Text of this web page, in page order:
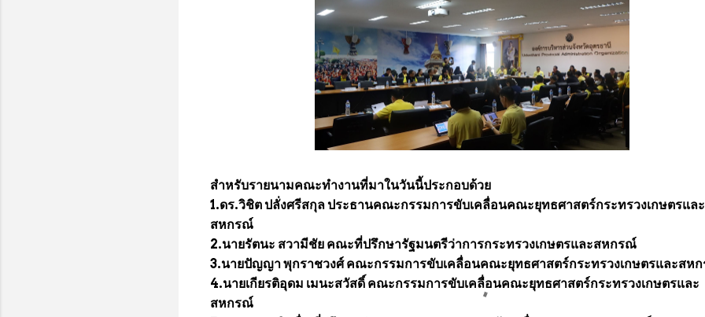
สำหรับรายนามคณะทำงานที่มาในวันนี้ประกอบด้วย
1.ดร.วิชิต ปลั่งศรีสกุล ประธานคณะกรรมการขับเคลื่อนคณะยุทธศาสตร์กระทรวงเกษตรและ
สหกรณ์
2.นายรัตนะ สวามีชัย คณะที่ปรึกษารัฐมนตรีว่าการกระทรวงเกษตรและสหกรณ์
3.นายปัญญา พุกราชวงศ์ คณะกรรมการขับเคลื่อนคณะยุทธศาสตร์กระทรวงเกษตรและสห
4.นายเกียรติอุดม เมนะสวัสดิ์ คณะกรรมการขับเคลื่อนคณะยุทธศาสตร์กระทรวงเกษตรและ
สหกรณ์